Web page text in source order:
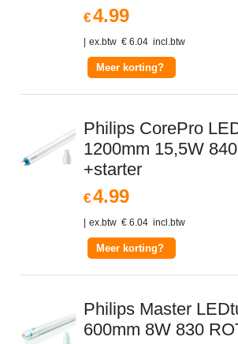
€4.99
ex.btw € 6.04 incl.btw
Meer korting?
Philips CorePro
1200mm 15,5W
+starter
€4.99
ex.btw € 6.04 incl.btw
Meer korting?
Philips Master
600mm 8W 830